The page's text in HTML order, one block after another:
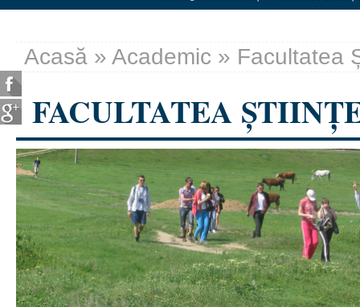
Eşti aici
Acasă » Academic » Facultatea
FACULTATEA